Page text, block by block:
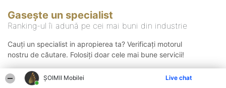
ȘOIMII Mobilei Live chat
Gasește un specialist
Ranking-ul îi adună pe cei mai buni din industrie
Cauți un specialist in apropierea ta? Verificați motorul
nostru de căutare. Folosiți doar cele mai bune servicii!